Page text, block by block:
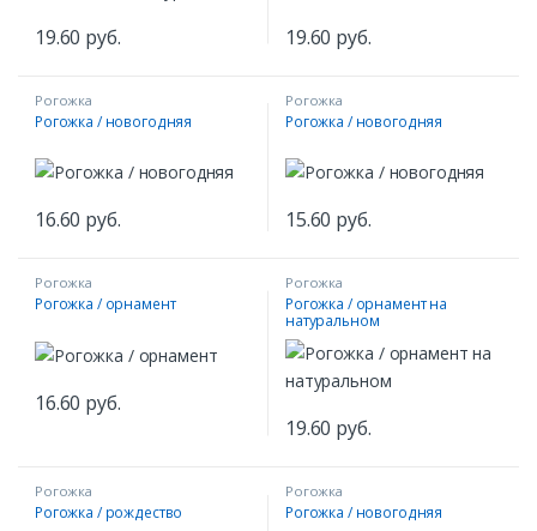
19.60 руб. 19.60 руб.
Рогожка
Рогожка / новогодняя
16.60 руб.
Рогожка
Рогожка / новогодняя
15.60 руб.
Рогожка
Рогожка / орнамент
16.60 руб.
Рогожка
Рогожка / орнамент на
натуральном
19.60 руб.
Рогожка
Рогожка / рождество
Рогожка
Рогожка / новогодняя